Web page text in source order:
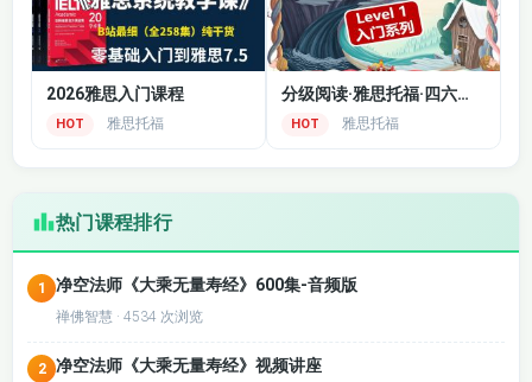
2026雅思入门课程
HOT 雅思托福
分级阅读·雅思托福·四六级备考
HOT 雅思托福
热门课程排行
1 净空法师《大乘无量寿经》600集-音频版
禅佛智慧 · 4534 次浏览
2 净空法师《大乘无量寿经》视频讲座